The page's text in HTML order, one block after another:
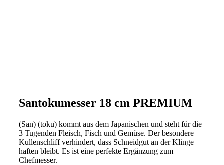
Santokumesser 18 cm PREMIUM
(San) (toku) kommt aus dem Japanischen und steht für die
3 Tugenden Fleisch, Fisch und Gemüse. Der besondere
Kullenschliff verhindert, dass Schneidgut an der Klinge
haften bleibt. Es ist eine perfekte Ergänzung zum
Chefmesser.